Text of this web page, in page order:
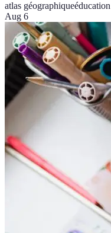
atlas géographiqueéducation
Aug 6